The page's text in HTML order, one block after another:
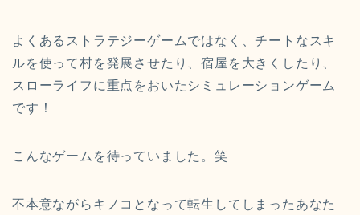
よくあるストラテジーゲームではなく、チートなスキ
ルを使って村を発展させたり、宿屋を大きくしたり、
スローライフに重点をおいたシミュレーションゲーム
です！
こんなゲームを待っていました。笑
不本意ながらキノコとなって転生してしまったあなた